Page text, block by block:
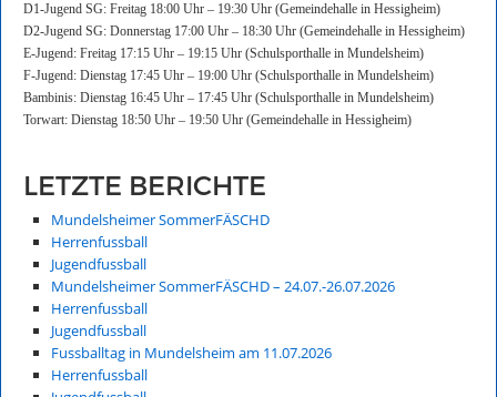
D1-Jugend SG: Freitag 18:00 Uhr – 19:30 Uhr (Gemeindehalle in Hessigheim)
D2-Jugend SG: Donnerstag 17:00 Uhr – 18:30 Uhr (Gemeindehalle in Hessigheim)
E-Jugend: Freitag 17:15 Uhr – 19:15 Uhr (Schulsporthalle in Mundelsheim)
F-Jugend: Dienstag 17:45 Uhr – 19:00 Uhr (Schulsporthalle in Mundelsheim)
Bambinis: Dienstag 16:45 Uhr – 17:45 Uhr (Schulsporthalle in Mundelsheim)
Torwart: Dienstag 18:50 Uhr – 19:50 Uhr (Gemeindehalle in Hessigheim)
LETZTE BERICHTE
Mundelsheimer SommerFÄSCHD
Herrenfussball
Jugendfussball
Mundelsheimer SommerFÄSCHD – 24.07.-26.07.2026
Herrenfussball
Jugendfussball
Fussballtag in Mundelsheim am 11.07.2026
Herrenfussball